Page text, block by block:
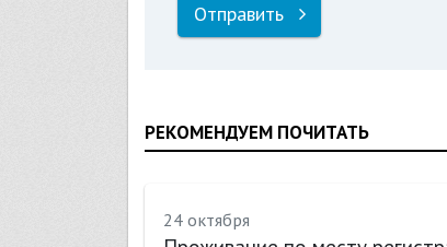
Отправить
РЕКОМЕНДУЕМ ПОЧИТАТЬ
24 октября